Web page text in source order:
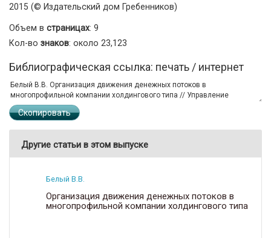
2015 (© Издательский дом Гребенников)
Объем в страницах: 9
Кол-во знаков: около 23,123
Библиографическая ссылка: печать / интернет
Скопировать
Другие статьи в этом выпуске
Белый В.В.
Организация движения денежных потоков в
многопрофильной компании холдингового типа